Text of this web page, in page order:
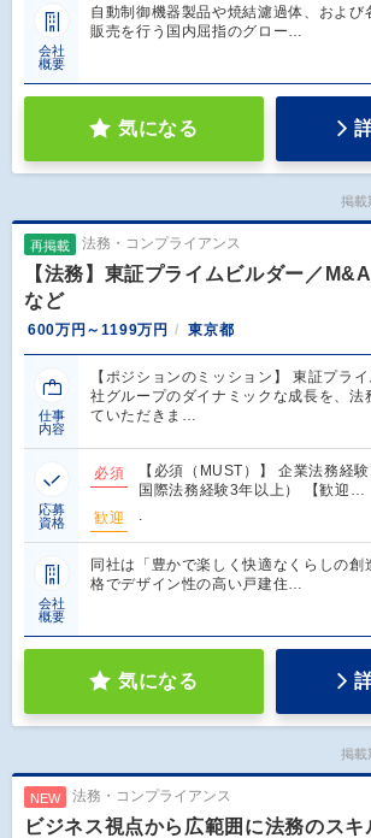
会社
概要
自動制御機器製品や焼結濾過体、および
販売を行う国内屈指のグロー…
気になる
掲載
再掲載 法務・コンプライアンス
【法務】東証プライムビルダー／
など
600万円～1199万円 東京都
仕事
内容
【ポジションのミッション】 東証プラ
社グループのダイナミックな成長を、法
ていただきま…
応募
資格
必須
【必須（MUST）】 企業法務経
国際法務経験3年以上） 【歓迎…
歓迎
.
会社
概要
同社は「豊かで楽しく快適なくらしの創
格でデザイン性の高い戸建住…
気になる
掲載
NEW 法務・コンプライアンス
ビジネス視点から広範囲に法務のス